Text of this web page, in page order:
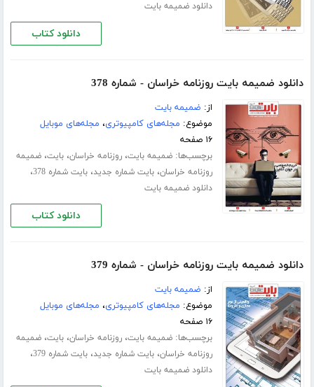
دانلود ضمیمه بایت
دانلود کتاب
دانلود ضمیمه بایت روزنامه خراسان - شماره 378
از: ضمیمه بایت
موضوع: مجله‌های کامپیوتری، مجله‌های موبایل
۱۶ صفحه
برچسب‌ها:ضمیمه بایت،روزنامه خراسان،بایت،ضمیمه
روزنامه خراسان،بایت شماره جدید،بایت شماره 378 ،
دانلود ضمیمه بایت
دانلود کتاب
دانلود ضمیمه بایت روزنامه خراسان - شماره 379
از: ضمیمه بایت
موضوع: مجله‌های کامپیوتری، مجله‌های موبایل
۱۶ صفحه
برچسب‌ها:ضمیمه بایت،روزنامه خراسان،بایت،ضمیمه
روزنامه خراسان،بایت شماره جدید،بایت شماره 379 ،
دانلود ضمیمه بایت